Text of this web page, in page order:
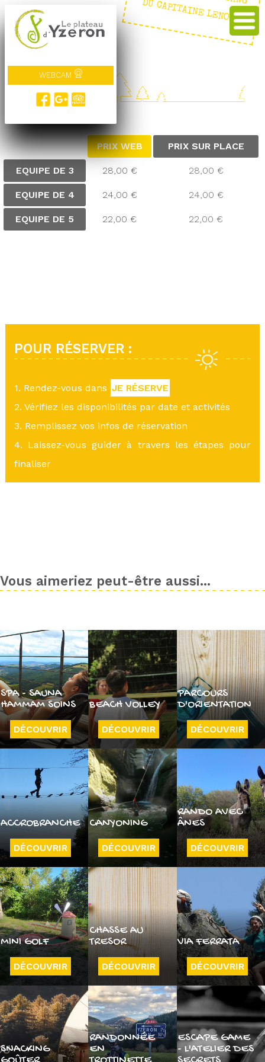
WEBCAM
E : LE GANG DU CAPITAINE LENOIR
TARIFS
PRIX WEB PRIX SUR PLACE
EQUIPE DE 3 28,00 € 28,00 €
EQUIPE DE 4 24,00 € 24,00 €
EQUIPE DE 5 22,00 € 22,00 €
POUR RÉSERVER :
1. Rendez-vous dans JE RÉSERVE
2. Vérifiez les disponibilités par date et activités
3. Remplissez vos infos de réservation
4. Laissez-vous guider à travers les étapes pour
finaliser
Vous aimeriez peut-être aussi...
SPA - SAUNA
HAMMAM SOINS
DÉCOUVRIR
BEACH VOLLEY
DÉCOUVRIR
PARCOURS
D'ORIENTATION
DÉCOUVRIR
ACCROBRANCHE
DÉCOUVRIR
CANYONING
DÉCOUVRIR
RANDO AVEC
ÂNES
DÉCOUVRIR
MINI GOLF
DÉCOUVRIR
CHASSE AU
TRESOR
DÉCOUVRIR
VIA FERRATA
DÉCOUVRIR
SNACKING
RANDONNÉE
EN
ESCAPE GAME
- L'ATELIER DES